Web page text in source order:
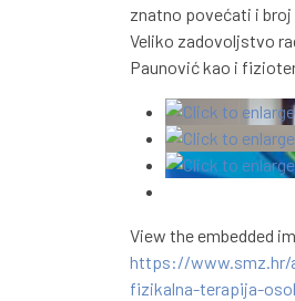
znatno povećati i
Veliko zadovoljstvo
Paunović kao i
View the embedded
https://www.smz.hr/
fizikalna-terapija-